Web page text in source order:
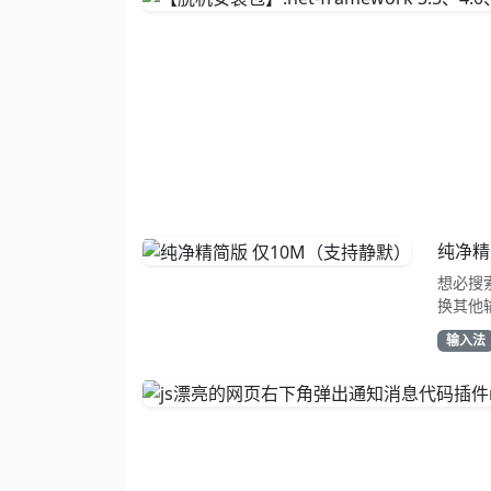
纯净
想必搜
换其他
功能组
输入法